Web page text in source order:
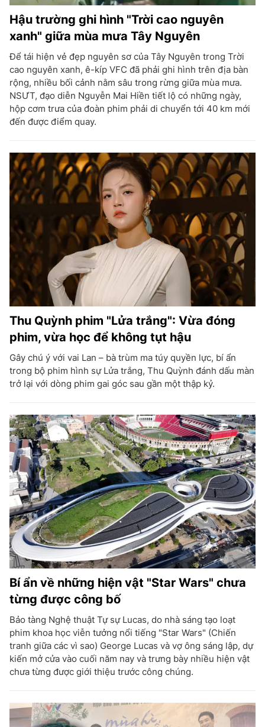
Hậu trường ghi hình "Trời cao nguyên
xanh" giữa mùa mưa Tây Nguyên
Để tái hiện vẻ đẹp nguyên sơ của Tây Nguyên trong Trời
cao nguyên xanh, ê-kíp VFC đã phải ghi hình trên địa bàn
rộng, nhiều bối cảnh nằm sâu trong rừng giữa mùa mưa.
NSƯT, đạo diễn Nguyễn Mai Hiền tiết lộ có những ngày,
hộp cơm trưa của đoàn phim phải di chuyển tới 40 km mới
đến được điểm quay.
Thu Quỳnh phim "Lửa trắng": Vừa đóng
phim, vừa học để không tụt hậu
Gây chú ý với vai Lan – bà trùm ma túy quyền lực, bí ẩn
trong bộ phim hình sự Lửa trắng, Thu Quỳnh đánh dấu màn
trở lại với dòng phim gai góc sau gần một thập kỷ.
Bí ẩn về những hiện vật "Star Wars" chưa
từng được công bố
Bảo tàng Nghệ thuật Tự sự Lucas, do nhà sáng tạo loạt
phim khoa học viễn tưởng nổi tiếng "Star Wars" (Chiến
tranh giữa các vì sao) George Lucas và vợ ông sáng lập, dự
kiến mở cửa vào cuối năm nay và trưng bày nhiều hiện vật
chưa từng được giới thiệu trước công chúng.